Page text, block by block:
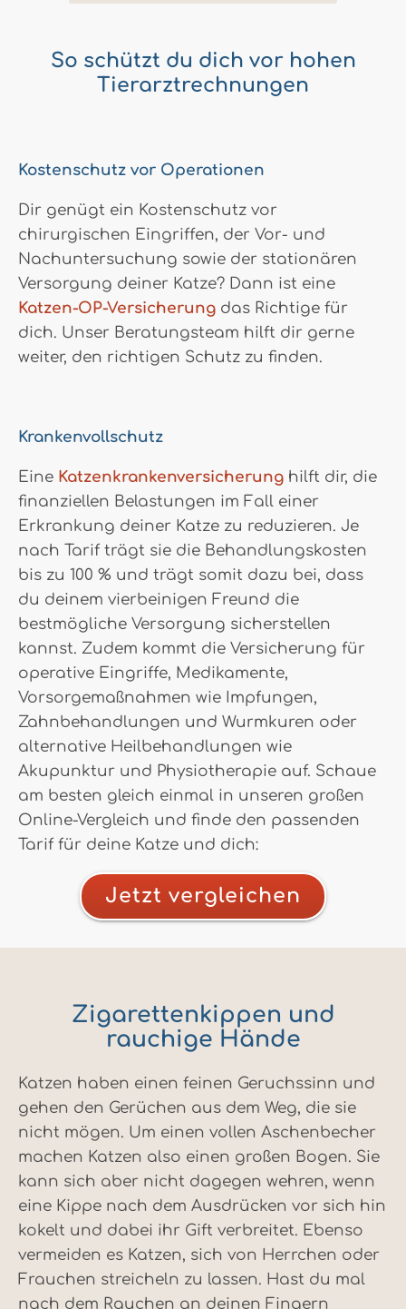
So schützt du dich vor hohen
Tierarztrechnungen
Kostenschutz vor Operationen
Dir genügt ein Kostenschutz vor
chirurgischen Eingriffen, der Vor- und
Nachuntersuchung sowie der stationären
Versorgung deiner Katze? Dann ist eine
Katzen-OP-Versicherung das Richtige für
dich. Unser Beratungsteam hilft dir gerne
weiter, den richtigen Schutz zu finden.
Krankenvollschutz
Eine Katzenkrankenversicherung hilft dir, die
finanziellen Belastungen im Fall einer
Erkrankung deiner Katze zu reduzieren. Je
nach Tarif trägt sie die Behandlungskosten
bis zu 100 % und trägt somit dazu bei, dass
du deinem vierbeinigen Freund die
bestmögliche Versorgung sicherstellen
kannst. Zudem kommt die Versicherung für
operative Eingriffe, Medikamente,
Vorsorgemaßnahmen wie Impfungen,
Zahnbehandlungen und Wurmkuren oder
alternative Heilbehandlungen wie
Akupunktur und Physiotherapie auf. Schaue
am besten gleich einmal in unseren großen
Online-Vergleich und finde den passenden
Tarif für deine Katze und dich:
Jetzt vergleichen
Zigarettenkippen und
rauchige Hände
Katzen haben einen feinen Geruchssinn und
gehen den Gerüchen aus dem Weg, die sie
nicht mögen. Um einen vollen Aschenbecher
machen Katzen also einen großen Bogen. Sie
kann sich aber nicht dagegen wehren, wenn
eine Kippe nach dem Ausdrücken vor sich hin
kokelt und dabei ihr Gift verbreitet. Ebenso
vermeiden es Katzen, sich von Herrchen oder
Frauchen streicheln zu lassen. Hast du mal
nach dem Rauchen an deinen Fingern